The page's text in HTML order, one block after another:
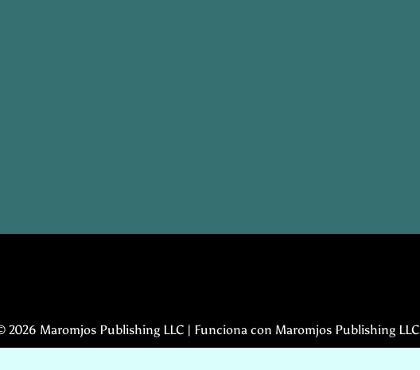
2026 Maromjos Publishing LLC | Funciona con Maromjos Publishing LLC